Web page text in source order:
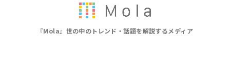
『Mola』世の中のトレンド・話題を解説するメディア